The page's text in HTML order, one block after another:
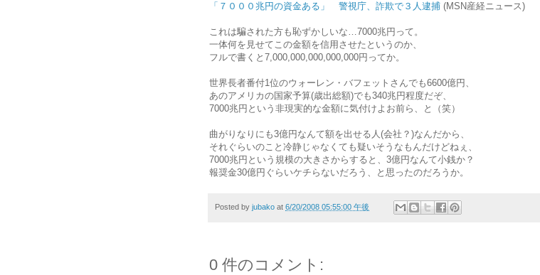
「７０００兆円の資金ある」 警視庁、詐欺で３人逮捕 (MSN産経ニュース)
これは騙された方も恥ずかしいな…7000兆円って。
一体何を見せてこの金額を信用させたというのか、
フルで書くと7,000,000,000,000,000円ってか。
世界長者番付1位のウォーレン・バフェットさんでも6600億円、
あのアメリカの国家予算(歳出総額)でも340兆円程度だぞ、
7000兆円という非現実的な金額に気付けよお前ら、と（笑）
曲がりなりにも3億円なんて額を出せる人(会社？)なんだから、
それぐらいのこと冷静じゃなくても疑いそうなもんだけどねぇ、
7000兆円という規模の大きさからすると、3億円なんて小銭か？
報奨金30億円ぐらいケチらないだろう、と思ったのだろうか。
Posted by jubako at 6/20/2008 05:55:00 午後
0 件のコメント: